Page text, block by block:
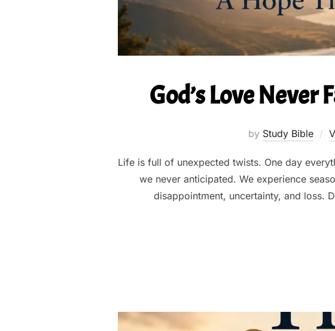
God’s Love Never
by Study Bible
Life is full of unexpected twists. One day
we never anticipated. We experience
disappointment, uncertainty, and loss.